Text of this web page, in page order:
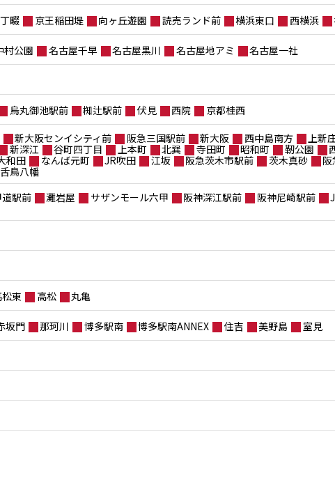
畷 京王稲田堤 向ヶ丘遊園 読売ランド前 横浜東口 西横浜
村公園 名古屋千早 名古屋黒川 名古屋地アミ 名古屋一社
烏丸御池駅前 椥辻駅前 伏見 西院 京都桂西
新大阪センイシティ前 阪急三国駅前 新大阪 西中島南方 上新
新深江 谷町四丁目 上本町 北巽 寺田町 昭和町 靭公園
和田 なんば元町 JR吹田 江坂 阪急茨木市駅前 茨木真砂 阪
鳥八幡
駅前 灘岩屋 サザンモール六甲 阪神深江駅前 阪神尼崎駅前
松東 高松 丸亀
坂門 那珂川 博多駅南 博多駅南ANNEX 住吉 美野島 室見